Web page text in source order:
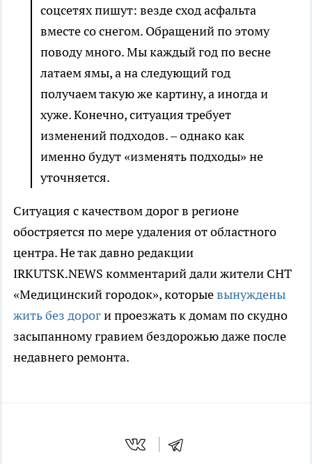
соцсетях пишут: везде сход асфальта
вместе со снегом. Обращений по этому
поводу много. Мы каждый год по весне
латаем ямы, а на следующий год
получаем такую же картину, а иногда и
хуже. Конечно, ситуация требует
изменений подходов. – однако как
именно будут «изменять подходы» не
уточняется.
Ситуация с качеством дорог в регионе
обостряется по мере удаления от областного
центра. Не так давно редакции
IRKUTSK.NEWS комментарий дали жители СНТ
«Медицинский городок», которыевынуждены
жить без дороги проезжать к домам по скудно
засыпанному гравием бездорожью даже после
недавнего ремонта.